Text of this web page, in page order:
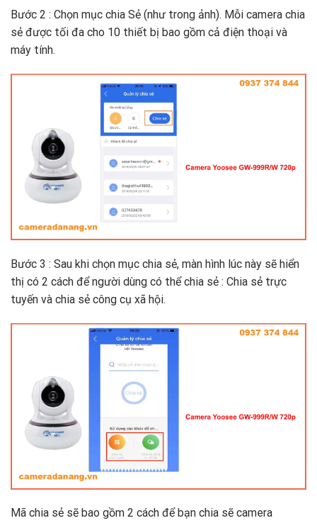
Bước 2 : Chọn mục chia Sẻ (như trong ảnh). Mỗi camera chia
sẻ được tối đa cho 10 thiết bị bao gồm cả điện thoại và
máy tính.
Bước 3 : Sau khi chọn mục chia sẻ, màn hình lúc này sẽ hiển
thị có 2 cách để người dùng có thể chia sẻ : Chia sẻ trực
tuyến và chia sẻ công cụ xã hội.
Mã chia sẻ sẽ bao gồm 2 cách để bạn chia sẽ camera